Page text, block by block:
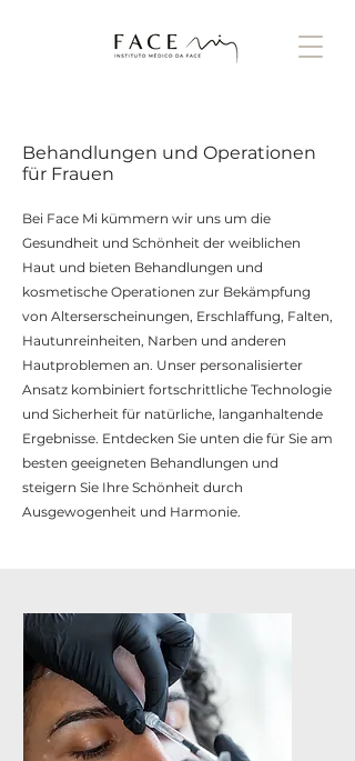
Behandlungen und Operationen
für Frauen
Bei Face Mi kümmern wir uns um die
Gesundheit und Schönheit der weiblichen
Haut und bieten Behandlungen und
kosmetische Operationen zur Bekämpfung
von Alterserscheinungen, Erschlaffung, Falten,
Hautunreinheiten, Narben und anderen
Hautproblemen an. Unser personalisierter
Ansatz kombiniert fortschrittliche Technologie
und Sicherheit für natürliche, langanhaltende
Ergebnisse. Entdecken Sie unten die für Sie am
besten geeigneten Behandlungen und
steigern Sie Ihre Schönheit durch
Ausgewogenheit und Harmonie.